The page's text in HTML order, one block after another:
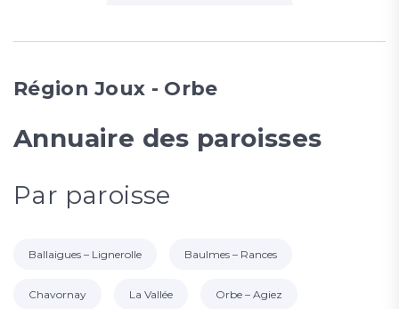
Région Joux - Orbe
Annuaire des paroisses
Par paroisse
Ballaigues – Lignerolle Baulmes – Rances
Chavornay La Vallée Orbe – Agiez